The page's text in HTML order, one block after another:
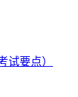
试要点）